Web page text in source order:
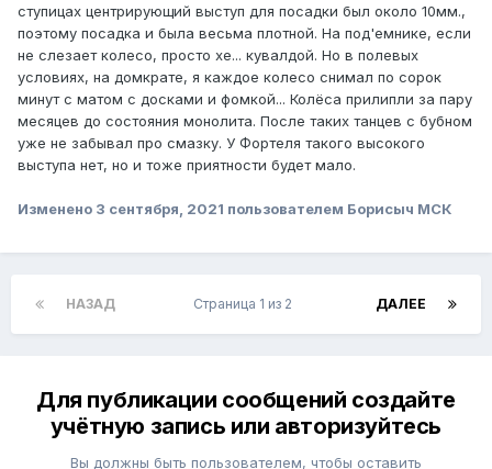
ступицах центрирующий выступ для посадки был около 10мм.,
поэтому посадка и была весьма плотной. На под'емнике, если
не слезает колесо, просто хе... кувалдой. Но в полевых
условиях, на домкрате, я каждое колесо снимал по сорок
минут с матом с досками и фомкой... Колёса прилипли за пару
месяцев до состояния монолита. После таких танцев с бубном
уже не забывал про смазку. У Фортеля такого высокого
выступа нет, но и тоже приятности будет мало.
Изменено 3 сентября, 2021 пользователем Борисыч МСК
НАЗАД ДАЛЕЕ
Страница 1 из 2
Для публикации сообщений создайте
учётную запись или авторизуйтесь
Вы должны быть пользователем, чтобы оставить